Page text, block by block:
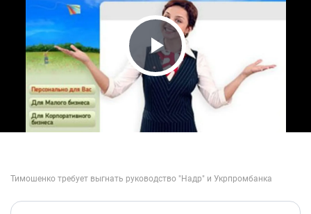
Play Video